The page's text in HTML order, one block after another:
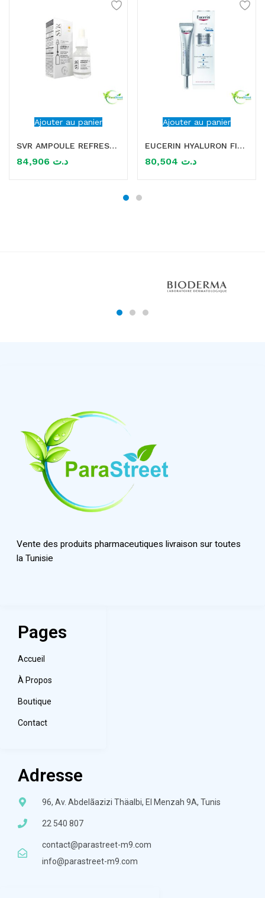
Ajouter au panier
SVR AMPOULE REFRESH DAY SERUM CONTOUR DES YEUX 15ML
د.ت
Ajouter au panier
EUCERIN HYALURON FILLER 3 EFFECT SOIN CONTOUR DES YEUX 15ML
د.ت
Vente des produits pharmaceutiques livraison sur toutes
la Tunisie
Pages
Accueil
À Propos
Boutique
Contact
Adresse
96, Av. Abdelãazizi Thäalbi, El Menzah 9A, Tunis
22 540 807
contact@parastreet-m9.com
info@parastreet-m9.com